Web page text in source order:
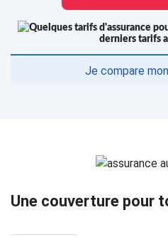
derniers tarifs
Je compare
Une couverture pour